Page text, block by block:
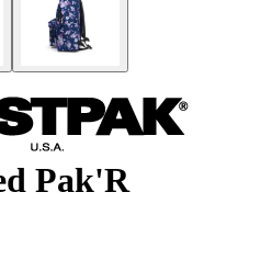
Pak'R